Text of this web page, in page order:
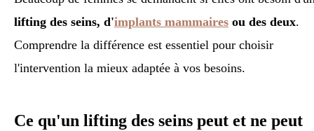
lifting des seins, d'implants mammaires ou des deux.
Comprendre la différence est essentiel pour choisir
l'intervention la mieux adaptée à vos besoins.
Ce qu'un lifting des seins peut et ne peut